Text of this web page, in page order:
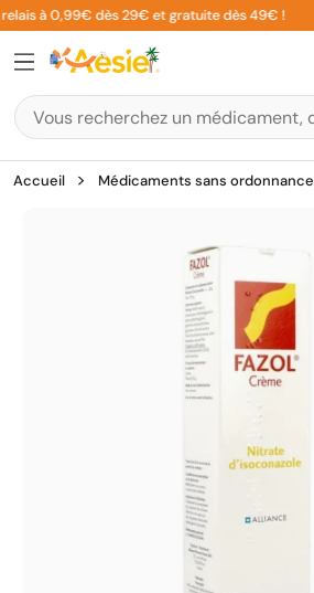
Aller
au
contenu
à 0,99€ dès 29€ et gratuite dès 49€ !
Accueil Médicaments sans ordonnance